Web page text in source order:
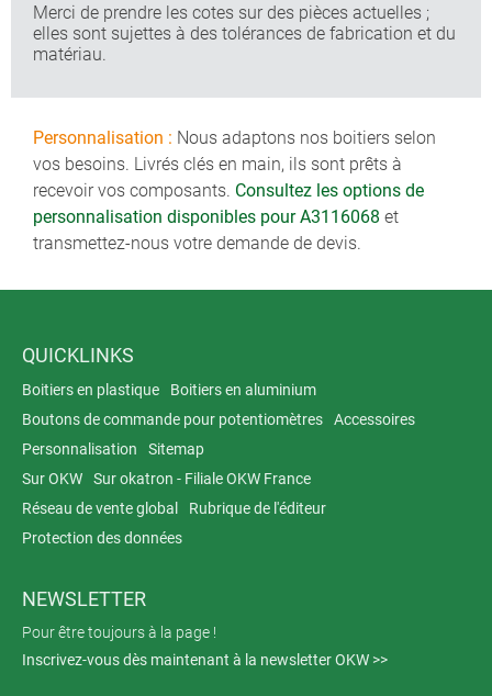
Merci de prendre les cotes sur des pièces actuelles ;
elles sont sujettes à des tolérances de fabrication et du
matériau.
Personnalisation : Nous adaptons nos boitiers selon
vos besoins. Livrés clés en main, ils sont prêts à
recevoir vos composants. Consultez les options de
personnalisation disponibles pour A3116068 et
transmettez-nous votre demande de devis.
QUICKLINKS
Boitiers en plastique
Boitiers en aluminium
Boutons de commande pour potentiomètres
Accessoires
Personnalisation
Sitemap
Sur OKW
Sur okatron - Filiale OKW France
Réseau de vente global
Rubrique de l'éditeur
Protection des données
NEWSLETTER
Pour être toujours à la page !
Inscrivez-vous dès maintenant à la newsletter OKW >>